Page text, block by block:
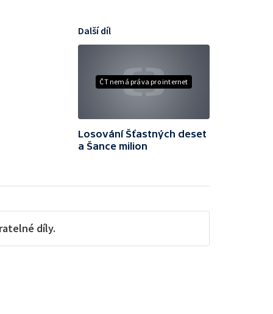
ČT nemá práva pro internet
Další díl
Losování Šťastných deset
a Šance milion
díly.